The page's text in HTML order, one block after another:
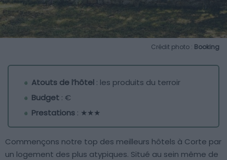
Crédit photo : Booking
Atouts de l’hôtel : les produits du terroir
Budget : €
Prestations : ★★★
Commençons notre top des meilleurs hôtels à Corte par
un logement des plus atypiques. Situé au sein même de